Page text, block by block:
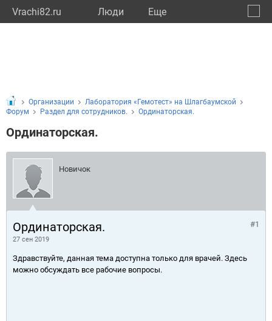
Vrachi82.ru Люди Eще
Организации
Лаборатория «Гемотест» на Шлагбаумской
Форум
Раздел для сотрудников. Ординаторская.
Ординаторская.
Новичок
Ординаторская.
27 сен 2019
#1
Здравствуйте, данная тема доступна только для врачей. Здесь
можно обсуждать все рабочие вопросы.